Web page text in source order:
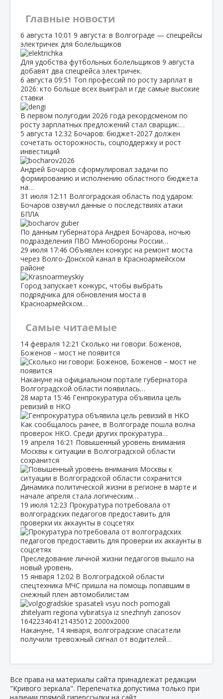
Главные новости
6 августа 10:01 9 августа: в Волгограде — спецрейсы
электричек для болельщиков
Для удобства футбольных болельщиков 9 августа
добавят два спецрейса электричек.
6 августа 09:51 Топ профессий по росту зарплат в
2026: кто больше всех выиграл и где самые высокие
ставки
В первом полугодии 2026 года рекордсменом по
росту зарплатных предложений стал сварщик:…
5 августа 12:32 Бочаров: бюджет‑2027 должен
сочетать осторожность, соцподдержку и рост
инвестиций
Андрей Бочаров сформулировал задачи по
формированию и исполнению областного бюджета
на…
31 июля 12:11 Волгоградская область под ударом:
Бочаров озвучил данные о последствиях атаки
БПЛА
По данным губернатора Андрея Бочарова, ночью
подразделения ПВО Минобороны России…
29 июля 17:46 Объявлен конкурс на ремонт моста
через Волго‑Донской канал в Красноармейском
районе
Город запускает конкурс, чтобы выбрать
подрядчика для обновления моста в
Красноармейском…
Самые читаемые
14 февраля 12:21 Сколько ни говори: Боженов,
Боженов – мост не появится
Накануне на официальном портале губернатора
Волгоградской области появилась…
28 марта 15:46 Генпрокуратура объявила цель
ревизий в НКО
Как сообщалось ранее, в Волгограде пошла волна
проверок НКО. Среди других прокуратура…
19 апреля 16:21 Повышенный уровень внимания
Москвы к ситуации в Волгоградской области
сохранится
Динамика политической жизни в регионе в марте и
начале апреля стала логическим…
19 июля 12:23 Прокуратура потребовала от
волгоградских педагогов предоставить для
проверки их аккаунты в соцсетях
Преследование личной жизни педагогов вышло на
новый уровень.
15 января 12:02 В Волгоградской области
спецтехника МЧС пришла на помощь попавшим в
снежный плен автомобилистам
Накануне, 14 января, волгоградские спасатели
получили тревожный сигнал от водителей…
Все права на материалы сайта принадлежат редакции
"Кривого зеркала". Перепечатка допустима только при